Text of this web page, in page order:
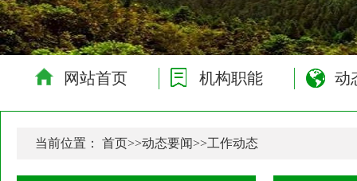
网站首页 机构职能 动
当前位置：首页>>动态要闻>>工作动态